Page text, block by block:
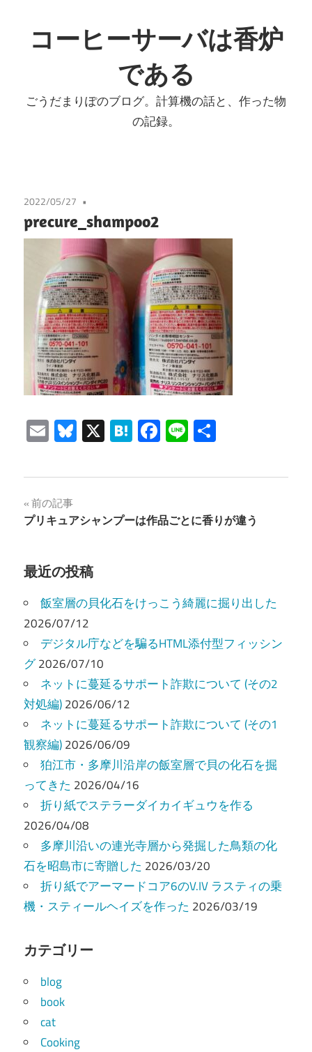
ン
テ
へ
コーヒーサーバは香炉
である
ごうだまりぽのブログ。計算機の話と、作った物
の記録。
2022/05/27
precure_shampoo2
EmailBluesky
X Hatena
Facebook
Line
投
稿
ナ
ビ
ゲ
ー
シ
ョ
ン
前の記事
プリキュアシャンプーは作品ごとに香りが違う
最近の投稿
飯室層の貝化石をけっこう綺麗に掘り出した
2026/07/12
デジタル庁などを騙るHTML添付型フィッシン
グ2026/07/10
ネットに蔓延るサポート詐欺について (その2
対処編)2026/06/12
ネットに蔓延るサポート詐欺について (その1
観察編)2026/06/09
狛江市・多摩川沿岸の飯室層で貝の化石を掘
ってきた 2026/04/16
折り紙でステラーダイカイギュウを作る
2026/04/08
多摩川沿いの連光寺層から発掘した鳥類の化
石を昭島市に寄贈した 2026/03/20
折り紙でアーマードコア6のV.IV ラスティの乗
機・スティールヘイズを作った 2026/03/19
カテゴリー
blog
book
cat
Cooking